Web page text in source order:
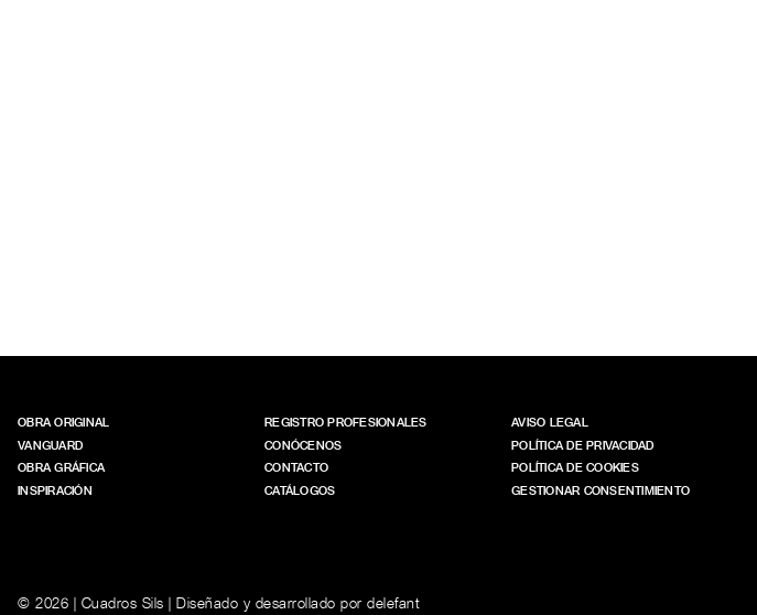
OBRA ORIGINAL
VANGUARD
OBRA GRÁFICA
INSPIRACIÓN
REGISTRO PROFESIONALES
CONÓCENOS
CONTACTO
CATÁLOGOS
AVISO LEGAL
POLÍTICA DE PRIVACIDAD
POLÍTICA DE COOKIES
GESTIONAR CONSENTIMIENTO
© 2026 | Cuadros Sils | Diseñado y desarrollado por delefant